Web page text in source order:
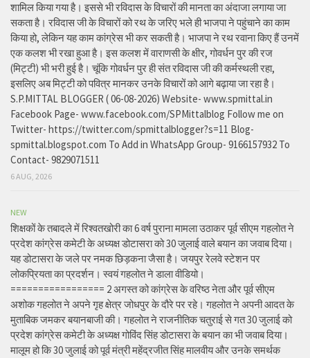
शामिल किया गया है। इससे भी रविदास के विचारों की मानता का अंदाजा लगाया जा
सकता है। रविदास जी के विचारों को रथ के जरिए भले ही भाजपा ने पहुंचाने का काम
किया हो, लेकिन यह काम कांग्रेस भी कर सकती है। भाजपा ने रथ रवाना किए हैं उनमें
एक कलश भी रखा हुआ है। इस कलश में वाराणसी के क्षीर, गोवर्धन पुर की रज
(मिट्टी) भी भरी हुई है। चूंकि गोवर्धन पुर ही संत रविदास जी की कर्मस्थली रहा,
इसलिए अब मिट्टी को पवित्र मानकर उनके विचारों को आगे बढ़ाया जा रहा है।
S.P.MITTAL BLOGGER ( 06-08-2026) Website- www.spmittal.in
Facebook Page- www.facebook.com/SPMittalblog Follow me on
Twitter- https://twitter.com/spmittalblogger?s=11 Blog-
spmittal.blogspot.com To Add in WhatsApp Group- 9166157932 To
Contact- 9829071511
6 AUG, 2026
NEW
शिक्षकों के तबादले में रिश्वतखोरी का 6 वर्ष पुराना मामला उठाकर पूर्व सीएम गहलोत ने
प्रदेश कांग्रेस कमेटी के अध्यक्ष डोटासरा को 30 जुलाई वाले बयान का जवाब दिया।
यह डोटासरा के जले पर नमक छिड़कना जैसा है। जयपुर रेलवे स्टेशन पर
लोकप्रियता का प्रदर्शन। स्वयं गहलोत ने डाला वीडियो।
================= 2 अगस्त को कांग्रेस के वरिष्ठ नेता और पूर्व सीएम
अशोक गहलोत ने अपने गृह क्षेत्र जोधपुर के दौरे पर रहे। गहलोत ने अपनी आदत के
मुताबिक जमकर बयानबाजी की। गहलोत ने राजनीतिक चतुराई से गत 30 जुलाई को
प्रदेश कांग्रेस कमेटी के अध्यक्ष गोविंद सिंह डोटासरा के बयान का भी जवाब दिया।
मालूम हो कि 30 जुलाई को पूर्व मंत्री महेंद्रजीत सिंह मालवीय और उनके समर्थक